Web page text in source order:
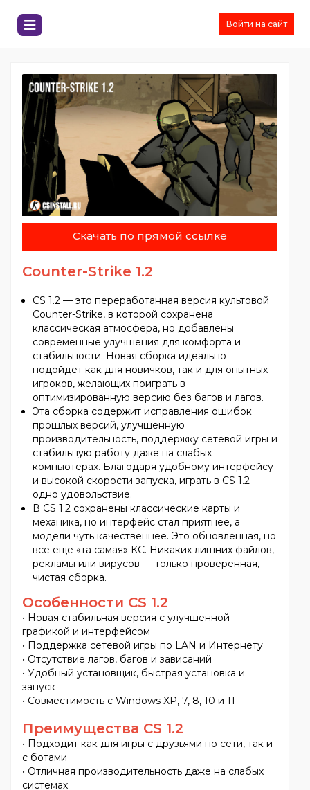
Войти на сайт
Скачать по прямой ссылке
Counter-Strike 1.2
CS 1.2 — это переработанная версия культовой
Counter-Strike, в которой сохранена
классическая атмосфера, но добавлены
современные улучшения для комфорта и
стабильности. Новая сборка идеально
подойдёт как для новичков, так и для опытных
игроков, желающих поиграть в
оптимизированную версию без багов и лагов.
Эта сборка содержит исправления ошибок
прошлых версий, улучшенную
производительность, поддержку сетевой игры и
стабильную работу даже на слабых
компьютерах. Благодаря удобному интерфейсу
и высокой скорости запуска, играть в CS 1.2 —
одно удовольствие.
В CS 1.2 сохранены классические карты и
механика, но интерфейс стал приятнее, а
модели чуть качественнее. Это обновлённая, но
всё ещё «та самая» КС. Никаких лишних файлов,
рекламы или вирусов — только проверенная,
чистая сборка.
Особенности CS 1.2
• Новая стабильная версия с улучшенной
графикой и интерфейсом
• Поддержка сетевой игры по LAN и Интернету
• Отсутствие лагов, багов и зависаний
• Удобный установщик, быстрая установка и
запуск
• Совместимость с Windows XP, 7, 8, 10 и 11
Преимущества CS 1.2
• Подходит как для игры с друзьями по сети, так и
с ботами
• Отличная производительность даже на слабых
системах